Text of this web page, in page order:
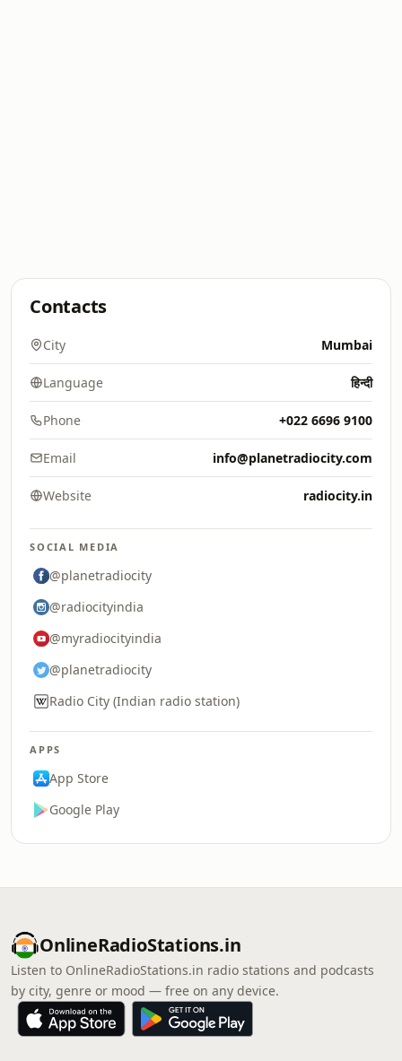
Contacts
City Mumbai
Language हिन्दी
Phone +022 6696 9100
Email info@planetradiocity.com
Website radiocity.in
SOCIAL MEDIA
@planetradiocity
@radiocityindia
@myradiocityindia
@planetradiocity
Radio City (Indian radio station)
APPS
App Store
Google Play
OnlineRadioStations.in
Listen to OnlineRadioStations.in radio stations and podcasts
by city, genre or mood — free on any device.